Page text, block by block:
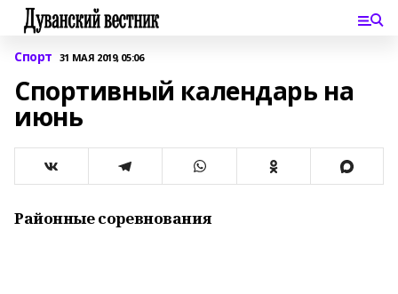
Спорт 31 МАЯ 2019, 05:06
Спортивный календарь на
июнь
Районные соревнования